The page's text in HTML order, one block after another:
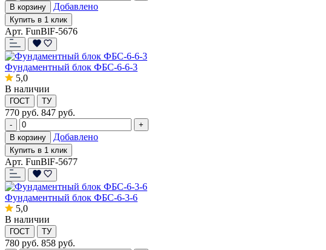
В корзину
Добавлено
Купить в 1 клик
Арт. FunBlF-5676
Фундаментный блок ФБС-6-6-3
5,0
В наличии
ГОСТ ТУ
770 руб. 847 руб.
-
+
В корзину
Добавлено
Купить в 1 клик
Арт. FunBlF-5677
Фундаментный блок ФБС-6-3-6
5,0
В наличии
ГОСТ ТУ
780 руб. 858 руб.